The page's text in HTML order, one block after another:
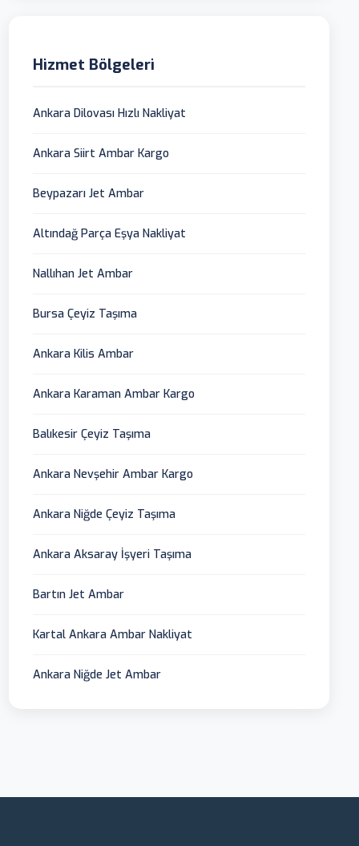
Hizmet Bölgeleri
Ankara Dilovası Hızlı Nakliyat
Ankara Siirt Ambar Kargo
Beypazarı Jet Ambar
Altındağ Parça Eşya Nakliyat
Nallıhan Jet Ambar
Bursa Çeyiz Taşıma
Ankara Kilis Ambar
Ankara Karaman Ambar Kargo
Balıkesir Çeyiz Taşıma
Ankara Nevşehir Ambar Kargo
Ankara Niğde Çeyiz Taşıma
Ankara Aksaray İşyeri Taşıma
Bartın Jet Ambar
Kartal Ankara Ambar Nakliyat
Ankara Niğde Jet Ambar